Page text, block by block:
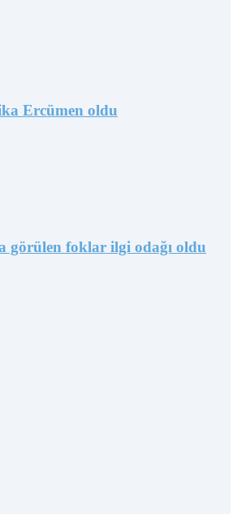
Ercümen oldu
görülen foklar ilgi odağı oldu